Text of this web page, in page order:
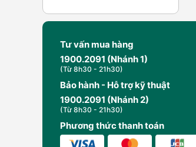
Tư vấn mua hàng
1900.2091 (Nhánh 1)
(Từ 8h30 - 21h30)
Bảo hành - Hỗ trợ kỹ thuật
1900.2091 (Nhánh 2)
(Từ 8h30 - 21h30)
Phương thức thanh toán